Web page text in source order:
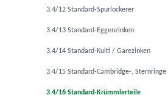
3.4/12 Standard-Spurlockerer
3.4/13 Standard-Eggenzinken
3.4/14 Standard-Kulti / Garezinken
3.4/15 Standard-Cambridge-, Sternringe
3.4/16 Standard-Krümmlerteile